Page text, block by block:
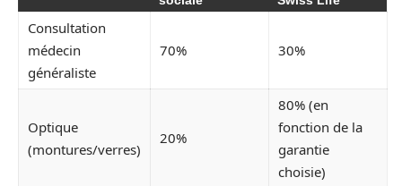
Consultation
médecin
généraliste
70% 30%
Optique
(montures/verres)
20%
80% (en
fonction de la
garantie
choisie)